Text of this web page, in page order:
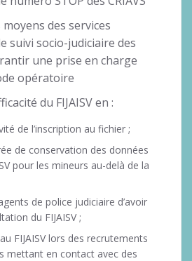
des services
suivi socio-judiciaire des
une prise en charge
opératoire
du FIJAISV en :
de l’inscription au fichier ;
de conservation des données
pour les mineurs au-delà de la
de police judiciaire d’avoir
du FIJAISV ;
FIJAISV lors des recrutements
mettant en contact avec des